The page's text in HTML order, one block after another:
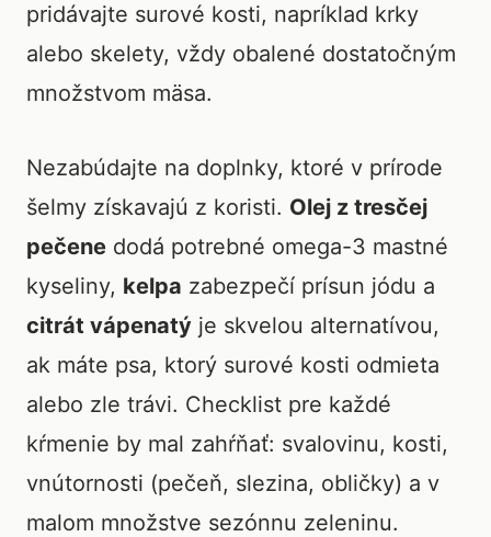
pridávajte surové kosti, napríklad krky
alebo skelety, vždy obalené dostatočným
množstvom mäsa.
Nezabúdajte na doplnky, ktoré v prírode
šelmy získavajú z koristi. Olej z tresčej
pečene dodá potrebné omega-3 mastné
kyseliny, kelpa zabezpečí prísun jódu a
citrát vápenatý je skvelou alternatívou,
ak máte psa, ktorý surové kosti odmieta
alebo zle trávi. Checklist pre každé
kŕmenie by mal zahŕňať: svalovinu, kosti,
vnútornosti (pečeň, slezina, obličky) a v
malom množstve sezónnu zeleninu.